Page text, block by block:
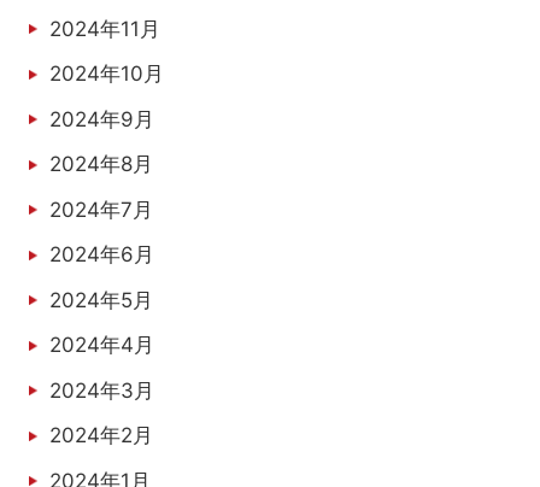
2024年11月
2024年10月
2024年9月
2024年8月
2024年7月
2024年6月
2024年5月
2024年4月
2024年3月
2024年2月
2024年1月